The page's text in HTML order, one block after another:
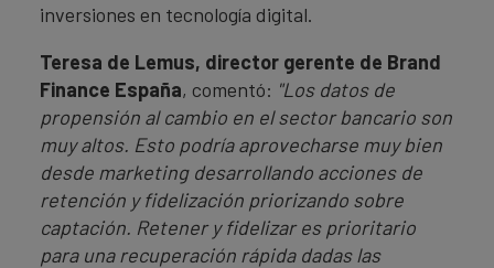
inversiones en tecnología digital.
Teresa de Lemus, director gerente de Brand
Finance España, comentó: "Los datos de
propensión al cambio en el sector bancario son
muy altos. Esto podría aprovecharse muy bien
desde marketing desarrollando acciones de
retención y fidelización priorizando sobre
captación. Retener y fidelizar es prioritario
para una recuperación rápida dadas las